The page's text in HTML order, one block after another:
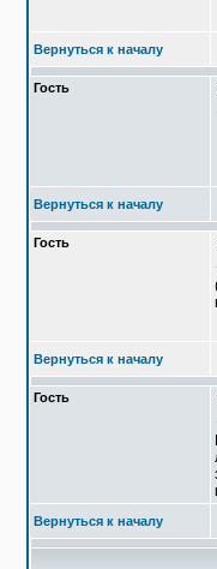
Вернуться к началу
Гость
Вернуться к началу
Гость
Вернуться к началу
Гость
Вернуться к началу